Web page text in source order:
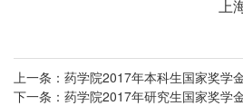
上
上一条：药学院2017年本科生国家奖学
下一条：药学院2017年研究生国家奖学